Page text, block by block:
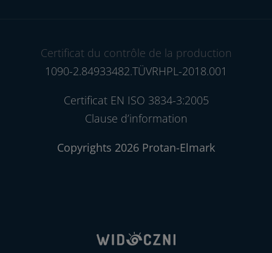
Certificat du contrôle de la production
1090-2.84933482.TÜVRHPL-2018.001
Certificat EN ISO 3834-3:2005
Clause d’information
Copyrights 2026 Protan-Elmark